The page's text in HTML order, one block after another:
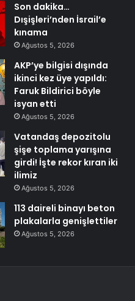
Son dakika…
Dışişleri’nden İsrail’e
kınama
Ağustos 5, 2026
AKP’ye bilgisi dışında
ikinci kez üye yapıldı:
Faruk Bildirici böyle
isyan etti
Ağustos 5, 2026
Vatandaş depozitolu
şişe toplama yarışına
girdi! İşte rekor kıran iki
ilimiz
Ağustos 5, 2026
113 daireli binayı beton
plakalarla genişlettiler
Ağustos 5, 2026